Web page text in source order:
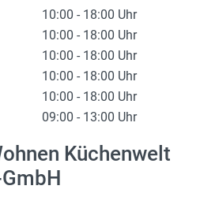
10:00 - 18:00 Uhr
10:00 - 18:00 Uhr
10:00 - 18:00 Uhr
10:00 - 18:00 Uhr
10:00 - 18:00 Uhr
09:00 - 13:00 Uhr
Küchenwelt